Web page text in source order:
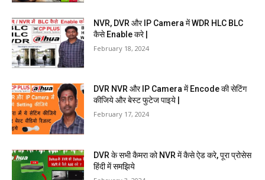
NVR, DVR और IP Camera में WDR HLC BLC
कैसे Enable करे |
February 18, 2024
DVR NVR और IP Camera में Encode की सेटिंग
कीजिये और बेस्ट फुटेज पाइये |
February 17, 2024
DVR के सभी कैमरा को NVR में कैसे ऐड करे, पूरा प्रोसेस
हिंदी में समझिये